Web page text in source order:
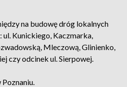
na budowę dróg lokalnych
Kunickiego, Kaczmarka,
Mleczową, Glinienko,
czy odcinek ul. Sierpowej.
Poznaniu.